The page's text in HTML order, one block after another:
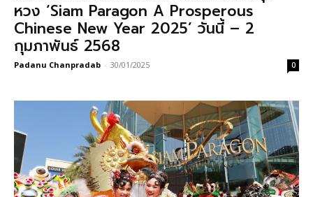
หวง ‘Siam Paragon A Prosperous
Chinese New Year 2025’ วันนี้ – 2
กุมภาพันธ์ 2568
Padanu Chanpradab - 30/01/2025 0